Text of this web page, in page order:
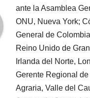
ante la Asamblea
ONU, Nueva York;
General de
Reino Unido de
Irlanda del Norte,
Gerente Regional
Agraria, Valle del